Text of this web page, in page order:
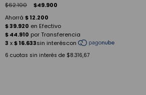
$62.100 $49.900
6 cuotas sin interés de $8.316,67